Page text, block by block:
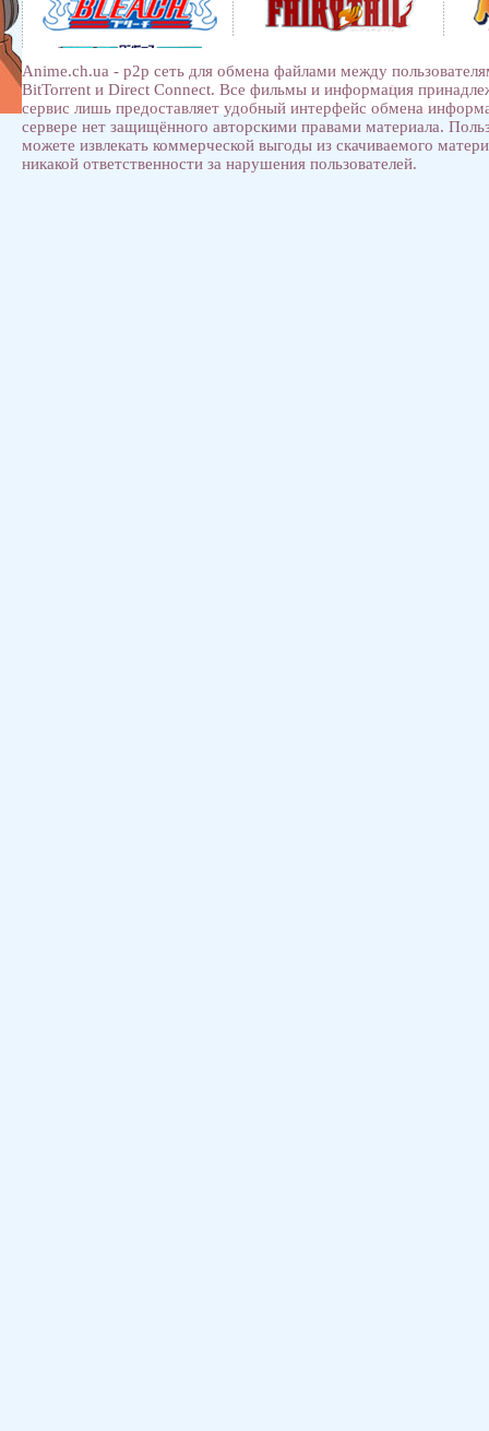
Anime.ch.ua - p2p сеть для обмена файлами между
BitTorrent и Direct Connect. Все фильмы и информация
сервис лишь предоставляет удобный интерфейс обмена
сервере нет защищённого авторскими правами материала.
можете извлекать коммерческой выгоды из скачиваемого
никакой ответственности за нарушения пользователей.